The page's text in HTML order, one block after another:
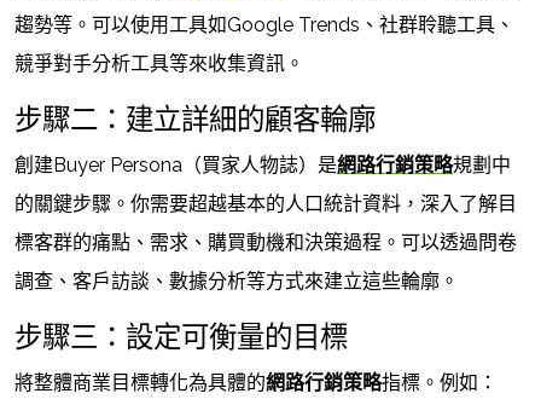
趨勢等。可以使用工具如Google Trends、社群聆聽工具、
競爭對手分析工具等來收集資訊。
步驟二：建立詳細的顧客輪廓
創建Buyer Persona（買家人物誌）是網路行銷策略規劃中
的關鍵步驟。你需要超越基本的人口統計資料，深入了解目
標客群的痛點、需求、購買動機和決策過程。可以透過問卷
調查、客戶訪談、數據分析等方式來建立這些輪廓。
步驟三：設定可衡量的目標
將整體商業目標轉化為具體的網路行銷策略指標。例如：